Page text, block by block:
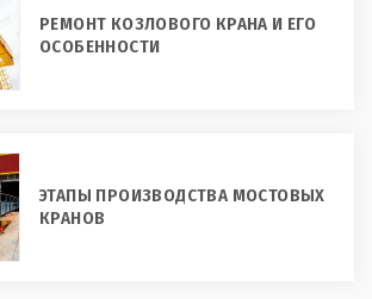
РЕМОНТ КОЗЛОВОГО КРАНА И ЕГО
ОСОБЕННОСТИ
ЭТАПЫ ПРОИЗВОДСТВА МОСТОВЫХ
КРАНОВ